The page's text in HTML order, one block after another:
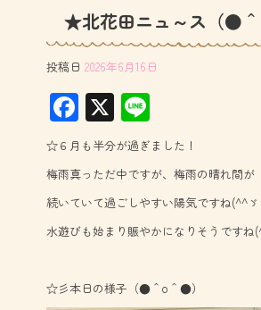
★北花田ニュ～ス（●
投稿日 2026年6月16日
F
ac
e
b
o
ok
X
ne
☆６月も半分が過ぎました！
梅雨真っただ中ですが、梅雨の晴れ間が
続いていて過ごしやすい陽気ですね(^^ゞ
水遊びも始まり賑やかになりそうですね
☆彡本日の様子（●＾o＾●）